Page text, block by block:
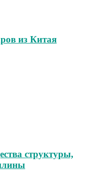
из Китая
структуры,